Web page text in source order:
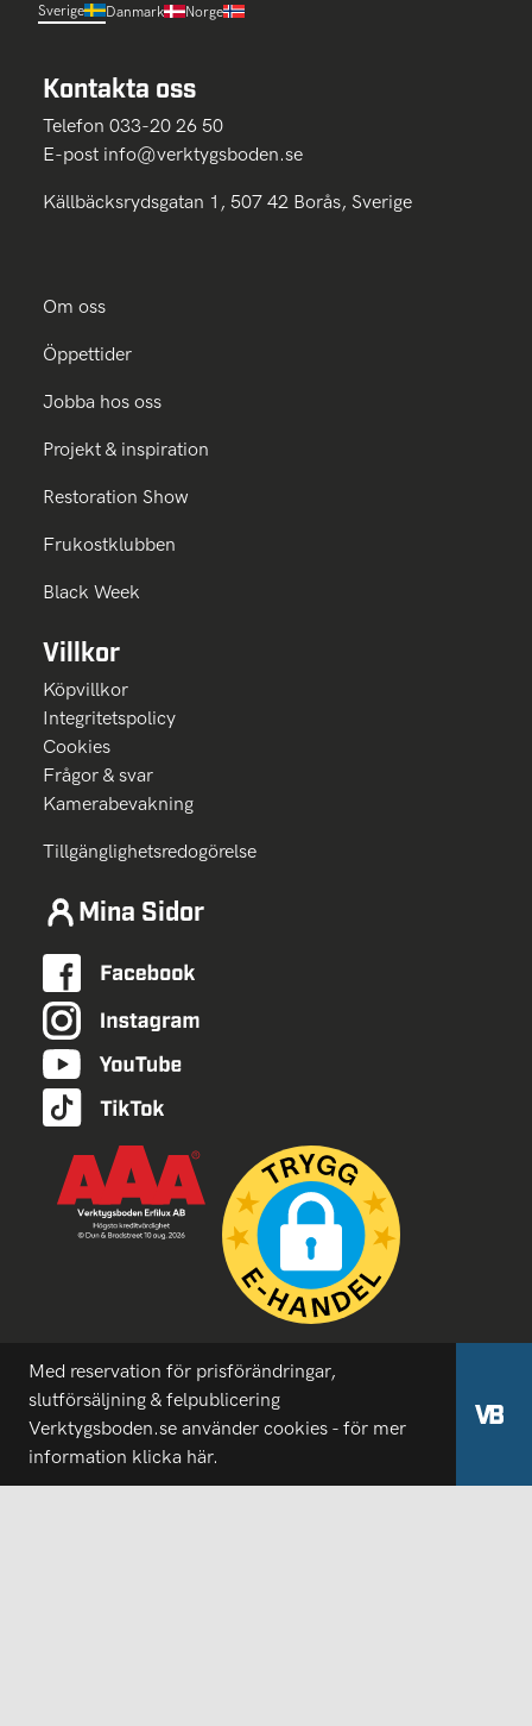
Sverige Danmark Norge
Kontakta oss
Telefon 033-20 26 50
E-post info@verktygsboden.se
Källbäcksrydsgatan 1, 507 42 Borås, Sverige
Om oss
Öppettider
Jobba hos oss
Projekt & inspiration
Restoration Show
Frukostklubben
Black Week
Villkor
Köpvillkor
Integritetspolicy
Cookies
Frågor & svar
Kamerabevakning
Tillgänglighetsredogörelse
Mina Sidor
Med reservation för prisförändringar,
slutförsäljning & felpublicering
Verktygsboden.se använder cookies - för mer
information klicka här.